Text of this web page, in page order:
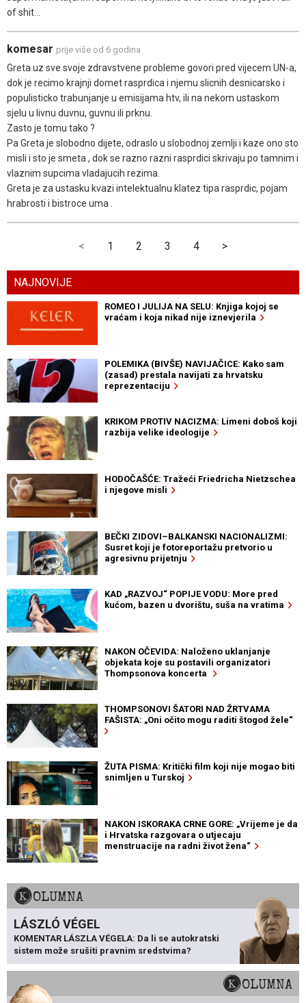
of shit...
komesar prije više od 6 godina
Greta uz sve svoje zdravstvene probleme govori pred vijecem UN-a,
dok je recimo krajnji domet rasprdica i njemu slicnih desnicarsko i
populisticko trabunjanje u emisijama htv, ili na nekom ustaskom
sjelu u livnu duvnu, guvnu ili prknu.
Zasto je tomu tako ?
Pa Greta je slobodno dijete, odraslo u slobodnoj zemlji i kaze ono sto
misli i sto je smeta , dok se razno razni rasprdici skrivaju po tamnim i
vlaznim supcima vladajucih rezima.
Greta je za ustasku kvazi intelektualnu klatez tipa rasprdic, pojam
hrabrosti i bistroce uma .
< 1 2 3 4 >
NAJNOVIJE
ROMEO I JULIJA NA SELU: Knjiga kojoj se
vraćam i koja nikad nije iznevjerila
POLEMIKA (BIVŠE) NAVIJAČICE: Kako sam
(zasad) prestala navijati za hrvatsku
reprezentaciju
KRIKOM PROTIV NACIZMA: Limeni doboš koji
razbija velike ideologije
HODOČAŠĆE: Tražeći Friedricha Nietzschea
i njegove misli
BEČKI ZIDOVI–BALKANSKI NACIONALIZMI:
Susret koji je fotoreportažu pretvorio u
agresivnu prijetnju
KAD „RAZVOJ“ POPIJE VODU: More pred
kućom, bazen u dvorištu, suša na vratima
NAKON OČEVIDA: Naloženo uklanjanje
objekata koje su postavili organizatori
Thompsonova koncerta
THOMPSONOVI ŠATORI NAD ŽRTVAMA
FAŠISTA: „Oni očito mogu raditi štogod žele“
ŽUTA PISMA: Kritički film koji nije mogao biti
snimljen u Turskoj
NAKON ISKORAKA CRNE GORE: „Vrijeme je da
i Hrvatska razgovara o utjecaju
menstruacije na radni život žena“
KOLUMNA
LÁSZLÓ VÉGEL
KOMENTAR LÁSZLA VÉGELA: Da li se autokratski
sistem može srušiti pravnim sredstvima?
KOLUMNA